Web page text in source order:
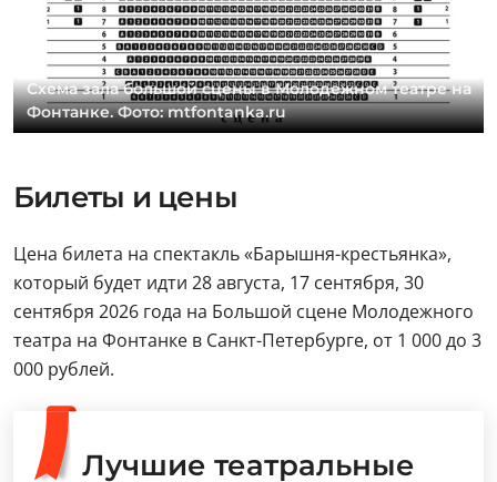
Схема зала большой сцены в Молодежном театре на
Фонтанке. Фото: mtfontanka.ru
Билеты и цены
Цена билета на спектакль «Барышня-крестьянка»,
который будет идти 28 августа, 17 сентября, 30
сентября 2026 года на Большой сцене Молодежного
театра на Фонтанке в Санкт-Петербурге, от 1 000 до 3
000 рублей.
Лучшие театральные